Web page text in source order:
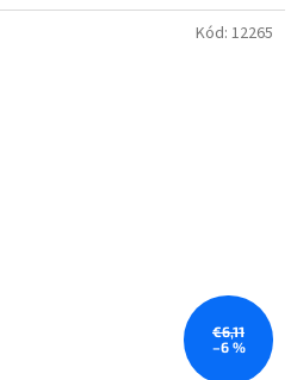
€6,11
–6 %
Kód: 12265